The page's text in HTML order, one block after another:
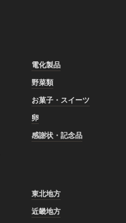
電化製品
野菜類
お菓子・スイーツ
卵
感謝状・記念品
東北地方
近畿地方